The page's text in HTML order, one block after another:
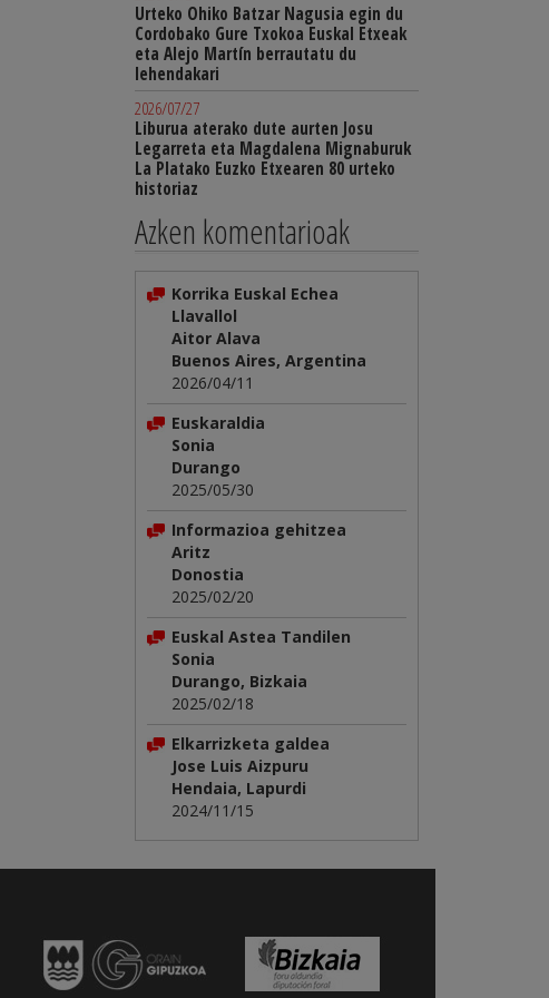
Urteko Ohiko Batzar Nagusia egin du
Cordobako Gure Txokoa Euskal Etxeak
eta Alejo Martín berrautatu du
lehendakari
2026/07/27
Liburua aterako dute aurten Josu
Legarreta eta Magdalena Mignaburuk
La Platako Euzko Etxearen 80 urteko
historiaz
Azken komentarioak
Korrika Euskal Echea
Llavallol
Aitor Alava
Buenos Aires, Argentina
2026/04/11
Euskaraldia
Sonia
Durango
2025/05/30
Informazioa gehitzea
Aritz
Donostia
2025/02/20
Euskal Astea Tandilen
Sonia
Durango, Bizkaia
2025/02/18
Elkarrizketa galdea
Jose Luis Aizpuru
Hendaia, Lapurdi
2024/11/15